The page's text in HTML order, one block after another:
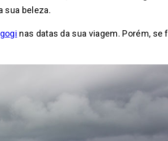
sua beleza.
nas datas da sua viagem. Porém,